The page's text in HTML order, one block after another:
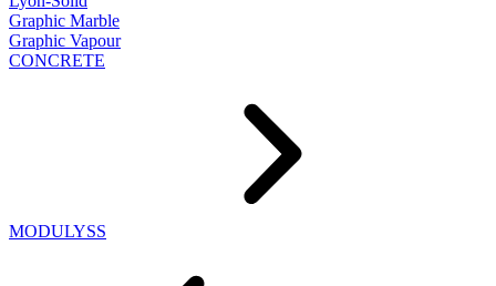
Graphic Marble
Graphic Vapour
CONCRETE
MODULYSS